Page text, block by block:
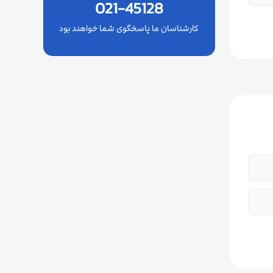
021-45128
کارشناسان ما پاسخگوی شما خواهند بود